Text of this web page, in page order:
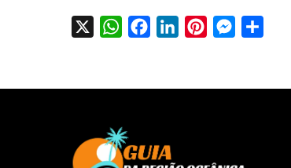
WhatsAppFacebookLinkedInPinterestMessenger